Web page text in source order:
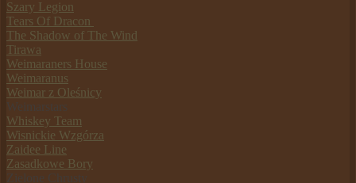
Szary Legion
Tears Of Dracon
The Shadow of The Wind
Tirawa
Weimaraners House
Weimaranus
Weimar z Oleśnicy
Weimarstars
Whiskey Team
Wisnickie Wzgórza
Zaidee Line
Zasadkowe Bory
Zielone Chrusty